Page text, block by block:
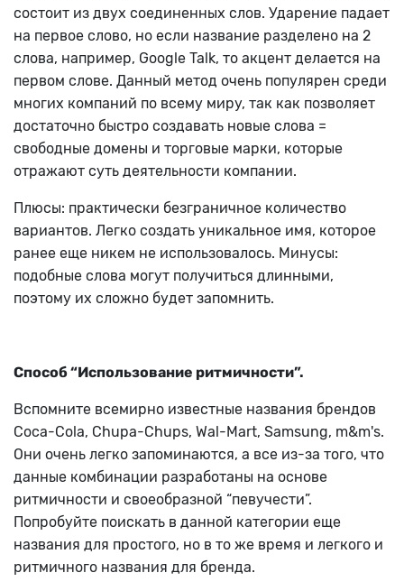
состоит из двух соединенных слов. Ударение падает
на первое слово, но если название разделено на 2
слова, например, Google Talk, то акцент делается на
первом слове. Данный метод очень популярен среди
многих компаний по всему миру, так как позволяет
достаточно быстро создавать новые слова =
свободные домены и торговые марки, которые
отражают суть деятельности компании.
Плюсы: практически безграничное количество
вариантов. Легко создать уникальное имя, которое
ранее еще никем не использовалось. Минусы:
подобные слова могут получиться длинными,
поэтому их сложно будет запомнить.
Способ “Использование ритмичности”.
Вспомните всемирно известные названия брендов
Coca-Cola, Chupa-Chups, Wal-Mart, Samsung, m&m's.
Они очень легко запоминаются, а все из-за того, что
данные комбинации разработаны на основе
ритмичности и своеобразной “певучести”.
Попробуйте поискать в данной категории еще
названия для простого, но в то же время и легкого и
ритмичного названия для бренда.